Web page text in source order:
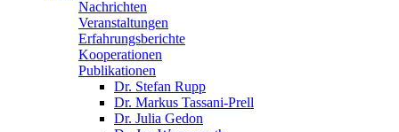
Nachrichten
Veranstaltungen
Erfahrungsberichte
Kooperationen
Publikationen
Dr. Stefan Rupp
Dr. Markus Tassani-Prell
Dr. Julia Gedon